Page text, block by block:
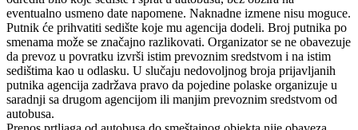
eventualno usmeno date napomene. Naknadne izmene nisu moguce.
Putnik će prihvatiti sedište koje mu agencija dodeli. Broj putnika po
smenama može se značajno razlikovati. Organizator se ne obavezuje
da prevoz u povratku izvrši istim prevoznim sredstvom i na istim
sedištima kao u odlasku. U slučaju nedovoljnog broja prijavljanih
putnika agencija zadržava pravo da pojedine polaske organizuje u
saradnji sa drugom agencijom ili manjim prevoznim sredstvom od
autobusa.